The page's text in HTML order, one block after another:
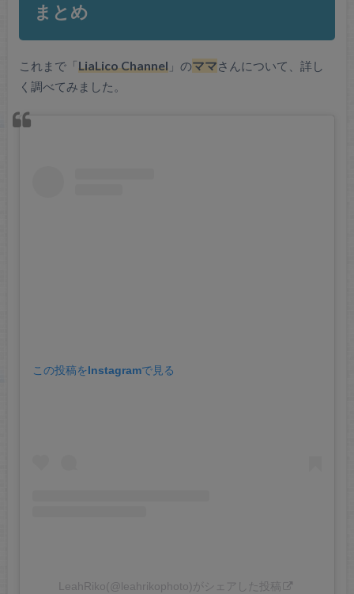
まとめ
これまで「LiaLico Channel」のママさんについて、詳し
く調べてみました。
この投稿をInstagramで見る
LeahRiko(@leahrikophoto)がシェアした投稿